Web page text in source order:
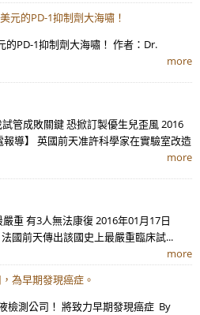
元的PD-1抑制劑大海嘯！
PD-1抑制劑大海嘯！ 作者：Dr.
more
管成敗關鍵 恐掀訂製優生兒歪風 2016
導】 英國前天准許科學家在實驗室改造
more
重 有3人無法康復 2016年01月17日
國前天傳出該國史上最嚴重臨床試...
more
為早期發現癌症。
檢測公司！ 將致力早期發現癌症 By